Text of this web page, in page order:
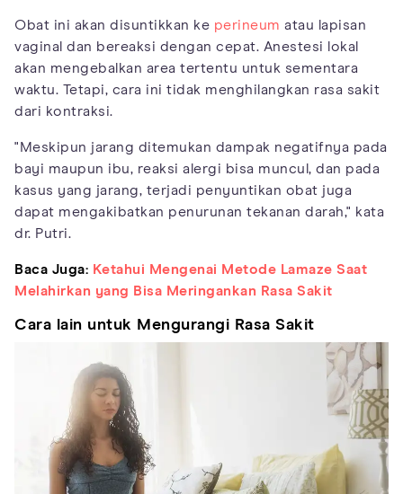
Obat ini akan disuntikkan ke perineum atau lapisan
vaginal dan bereaksi dengan cepat. Anestesi lokal
akan mengebalkan area tertentu untuk sementara
waktu. Tetapi, cara ini tidak menghilangkan rasa sakit
dari kontraksi.
"Meskipun jarang ditemukan dampak negatifnya pada
bayi maupun ibu, reaksi alergi bisa muncul, dan pada
kasus yang jarang, terjadi penyuntikan obat juga
dapat mengakibatkan penurunan tekanan darah," kata
dr. Putri.
Baca Juga: Ketahui Mengenai Metode Lamaze Saat
Melahirkan yang Bisa Meringankan Rasa Sakit
Cara lain untuk Mengurangi Rasa Sakit